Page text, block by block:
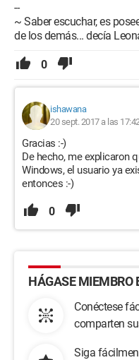
--
~ Saber escuchar, es
de los demás... decía
0
ishawana
20 sept. 2017 a las
Gracias :-)
De hecho, me explicaron
Windows, el usuario ya
entonces :-)
0
HÁGASE MIEMBRO
Conéctese
comparten
Siga